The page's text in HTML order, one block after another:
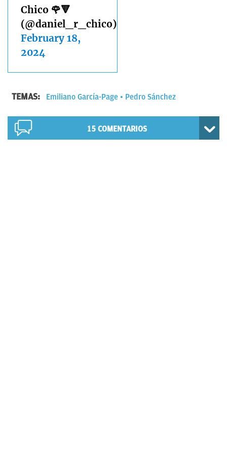
Chico 🌹🔻
(@daniel_r_chico)
February 18,
2024
TEMAS: Emiliano García-Page Pedro Sánchez
15 COMENTARIOS